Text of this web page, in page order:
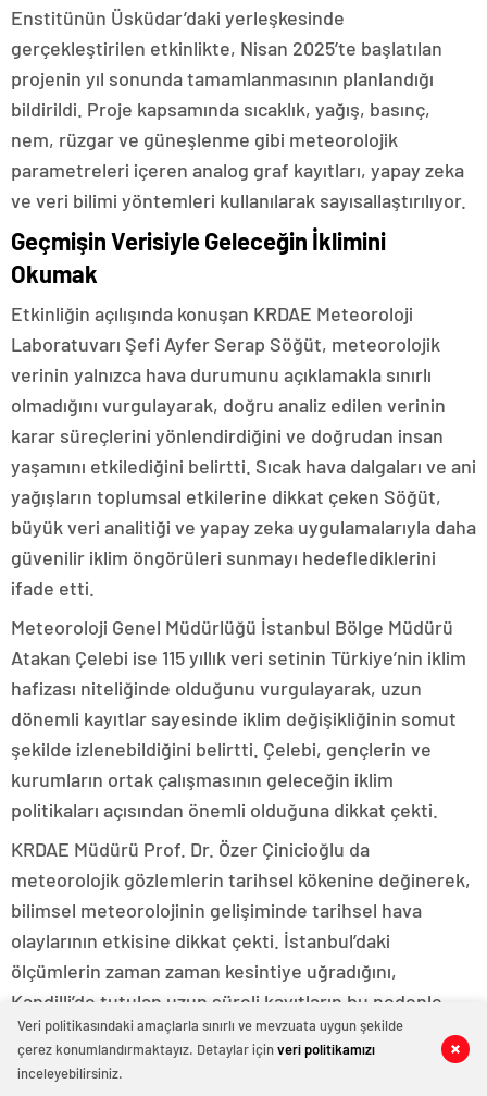
0 0
0 0
0 0
0 0
0 0
Enstitünün Üsküdar’daki yerleşkesinde
gerçekleştirilen etkinlikte, Nisan 2025’te başlatılan
projenin yıl sonunda tamamlanmasının planlandığı
bildirildi. Proje kapsamında sıcaklık, yağış, basınç,
nem, rüzgar ve güneşlenme gibi meteorolojik
parametreleri içeren analog graf kayıtları, yapay zeka
ve veri bilimi yöntemleri kullanılarak sayısallaştırılıyor.
Geçmişin Verisiyle Geleceğin İklimini
Okumak
Etkinliğin açılışında konuşan KRDAE Meteoroloji
Laboratuvarı Şefi Ayfer Serap Söğüt, meteorolojik
verinin yalnızca hava durumunu açıklamakla sınırlı
olmadığını vurgulayarak, doğru analiz edilen verinin
karar süreçlerini yönlendirdiğini ve doğrudan insan
yaşamını etkilediğini belirtti. Sıcak hava dalgaları ve ani
yağışların toplumsal etkilerine dikkat çeken Söğüt,
büyük veri analitiği ve yapay zeka uygulamalarıyla daha
güvenilir iklim öngörüleri sunmayı hedeflediklerini
ifade etti.
Meteoroloji Genel Müdürlüğü İstanbul Bölge Müdürü
Atakan Çelebi ise 115 yıllık veri setinin Türkiye’nin iklim
hafizası niteliğinde olduğunu vurgulayarak, uzun
dönemli kayıtlar sayesinde iklim değişikliğinin somut
şekilde izlenebildiğini belirtti. Çelebi, gençlerin ve
kurumların ortak çalışmasının geleceğin iklim
politikaları açısından önemli olduğuna dikkat çekti.
KRDAE Müdürü Prof. Dr. Özer Çinicioğlu da
meteorolojik gözlemlerin tarihsel kökenine değinerek,
bilimsel meteorolojinin gelişiminde tarihsel hava
olaylarının etkisine dikkat çekti. İstanbul’daki
ölçümlerin zaman zaman kesintiye uğradığını,
Kandilli’de tutulan uzun süreli kayıtların bu nedenle
büyük önem taşıdığını belirten Çinicioğlu, bu verilerin
yalnızca bir kurumun değil, toplumun ortak hafızası
Veri politikasındaki amaçlarla sınırlı ve mevzuata uygun şekilde
çerez konumlandırmaktayız. Detaylar içinveri politikamızı
inceleyebilirsiniz.